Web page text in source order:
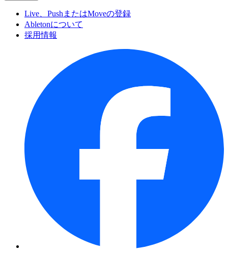
Live、PushまたはMoveの登録
Abletonについて
採用情報